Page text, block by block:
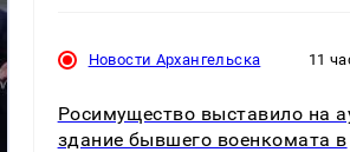
Новости Архангельска 11
Росимущество выставило на
здание бывшего военкомата в